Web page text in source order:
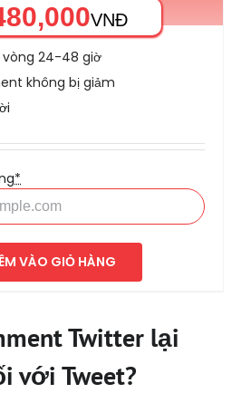
VNĐ
24-48 giờ
không bị giảm
*
VÀO GIỎ HÀNG
Twitter lại
với Tweet?